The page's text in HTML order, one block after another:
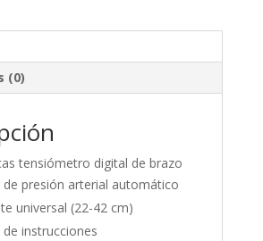
(0)
tensiómetro digital de brazo
presión arterial automático
universal (22-42 cm)
instrucciones